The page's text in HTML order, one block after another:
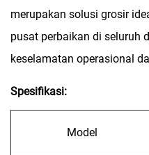
merupakan solusi grosir
pusat perbaikan di seluruh
keselamatan operasional
Spesifikasi:
Model